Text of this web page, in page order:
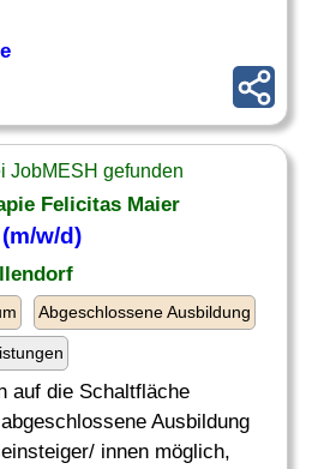
JobMESH gefunden
Felicitas Maier
w/d)
Abgeschlossene Ausbildung
auf die Schaltfläche
Ausbildung
innen möglich,